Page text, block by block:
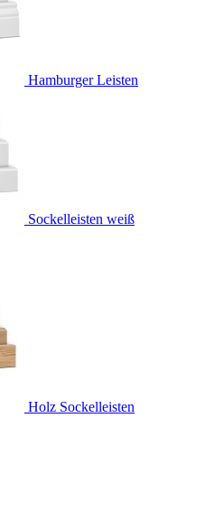
Hamburger Leisten
Sockelleisten weiß
Holz Sockelleisten